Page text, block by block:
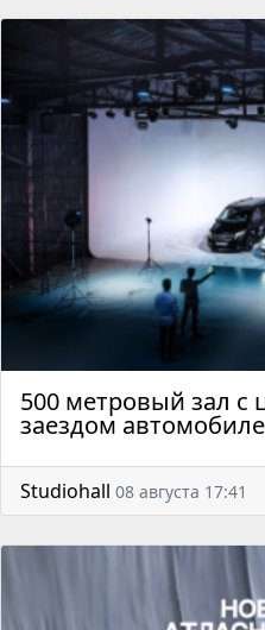
500 метровый зал с
заездом
Studiohall 08 августа 17:41